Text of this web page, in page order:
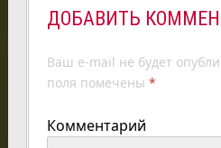
ДОБАВИТЬ
Ваш e-mail не будет
поля помечены *
Комментарий